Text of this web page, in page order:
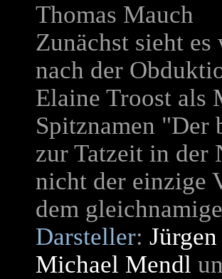
Thomas Mauch
Zunächst sieht
nach der
Elaine Troost als
Spitznamen "Der
zur Tatzeit in der
nicht der einzige
dem
Darsteller:
Michael Mendl